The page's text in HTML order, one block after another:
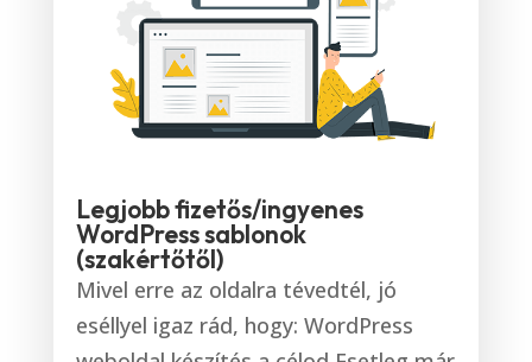
Legjobb fizetős/ingyenes
WordPress sablonok
(szakértőtől)
Mivel erre az oldalra tévedtél, jó
eséllyel igaz rád, hogy: WordPress